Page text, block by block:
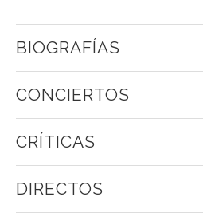
BIOGRAFÍAS
CONCIERTOS
CRÍTICAS
DIRECTOS